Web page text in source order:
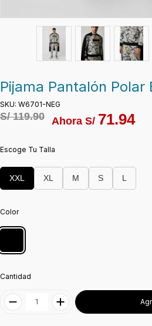
Pijama Pantalón
SKU: W6701-NEG
S/119.90 Ahora S/ 71.94
Escoge Tu Talla
XXL XL M S L
Color
Cantidad